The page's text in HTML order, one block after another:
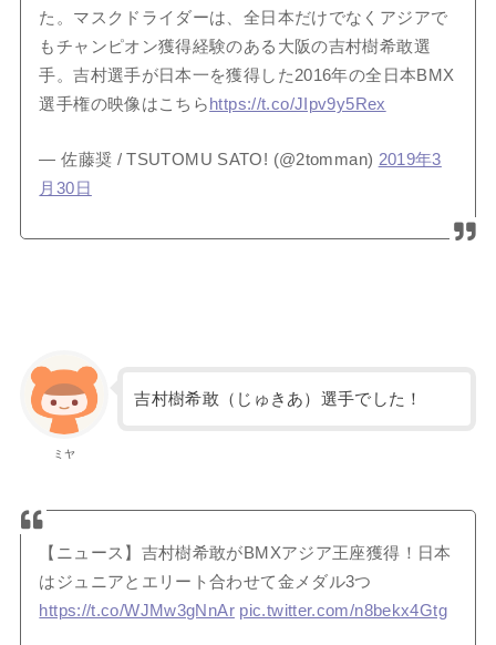
た。マスクドライダーは、全日本だけでなくアジアで
もチャンピオン獲得経験のある大阪の吉村樹希敢選
手。吉村選手が日本一を獲得した2016年の全日本BMX
選手権の映像はこちら https://t.co/JIpv9y5Rex
— 佐藤奨 / TSUTOMU SATO! (@2tomman) 2019年3
月30日
ミヤ
吉村樹希敢（じゅきあ）選手でした！
【ニュース】吉村樹希敢がBMXアジア王座獲得！日本
はジュニアとエリート合わせて金メダル3つ
https://t.co/WJMw3gNnAr pic.twitter.com/n8bekx4Gtg